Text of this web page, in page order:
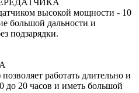
высокой мощности - 10
большой дальности и
подзарядки.
работать длительно и
до 20 часов и иметь большой